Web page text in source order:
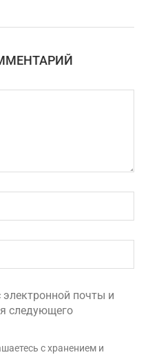
почты и
следующего
с хранением и